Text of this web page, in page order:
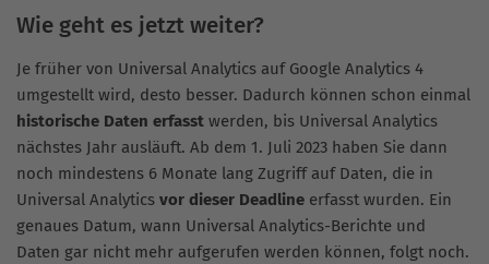
Wie geht es jetzt weiter?
Je früher von Universal Analytics auf Google Analytics 4
umgestellt wird, desto besser. Dadurch können schon einmal
historische Daten erfasst werden, bis Universal Analytics
nächstes Jahr ausläuft. Ab dem 1. Juli 2023 haben Sie dann
noch mindestens 6 Monate lang Zugriff auf Daten, die in
Universal Analytics vor dieser Deadline erfasst wurden. Ein
genaues Datum, wann Universal Analytics-Berichte und
Daten gar nicht mehr aufgerufen werden können, folgt noch.